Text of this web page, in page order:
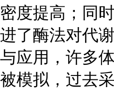
密度提高；同
进了酶法对代
与应用，许多
被模拟，过去